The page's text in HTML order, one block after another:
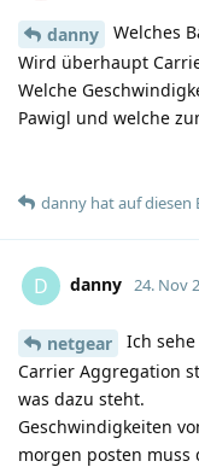
danny
Welches
Wird überhaupt
Welche
Pawigl und welche
danny hatauf diesen
D danny 24. Nov
netgear
Ich
Carrier Aggregation
was dazu steht.
Geschwindigkeiten
morgen posten